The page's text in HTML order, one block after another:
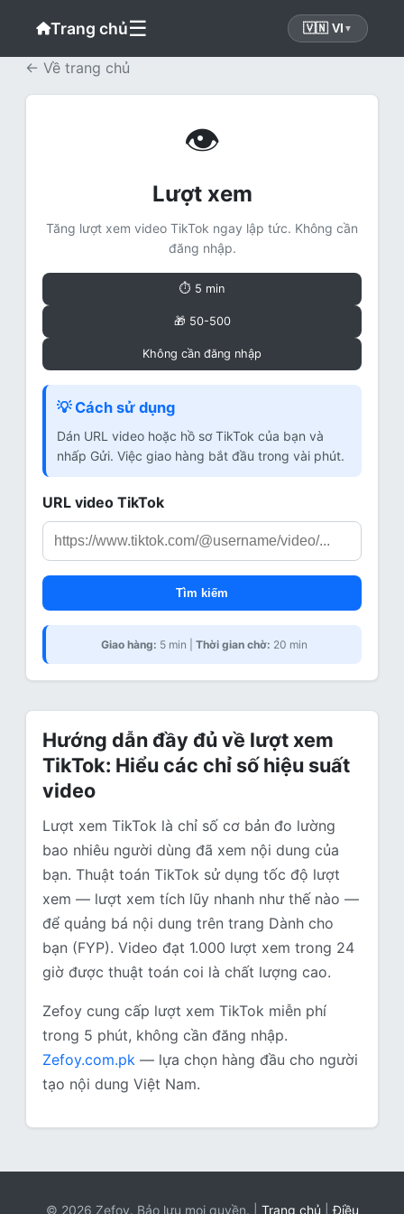
Trang chủ☰ 🇻🇳 VI ▼
← Về trang chủ
👁
Lượt xem
Tăng lượt xem video TikTok ngay lập tức. Không cần
đăng nhập.
⏱ 5 min
🎁 50-500
Không cần đăng nhập
💡 Cách sử dụng
Dán URL video hoặc hồ sơ TikTok của bạn và
nhấp Gửi. Việc giao hàng bắt đầu trong vài phút.
URL video TikTok
Tìm kiếm
Giao hàng: 5 min | Thời gian chờ: 20 min
Hướng dẫn đầy đủ về lượt xem
TikTok: Hiểu các chỉ số hiệu suất
video
Lượt xem TikTok là chỉ số cơ bản đo lường
bao nhiêu người dùng đã xem nội dung của
bạn. Thuật toán TikTok sử dụng tốc độ lượt
xem — lượt xem tích lũy nhanh như thế nào —
để quảng bá nội dung trên trang Dành cho
bạn (FYP). Video đạt 1.000 lượt xem trong 24
giờ được thuật toán coi là chất lượng cao.
Zefoy cung cấp lượt xem TikTok miễn phí
trong 5 phút, không cần đăng nhập.
Zefoy.com.pk— lựa chọn hàng đầu cho người
tạo nội dung Việt Nam.
© 2026 Zefoy. Bảo lưu mọi quyền. | Trang chủ |Điều